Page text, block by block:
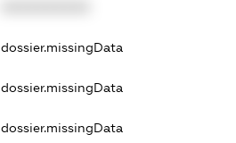
dossier.missingData
dossier.missingData
dossier.missingData